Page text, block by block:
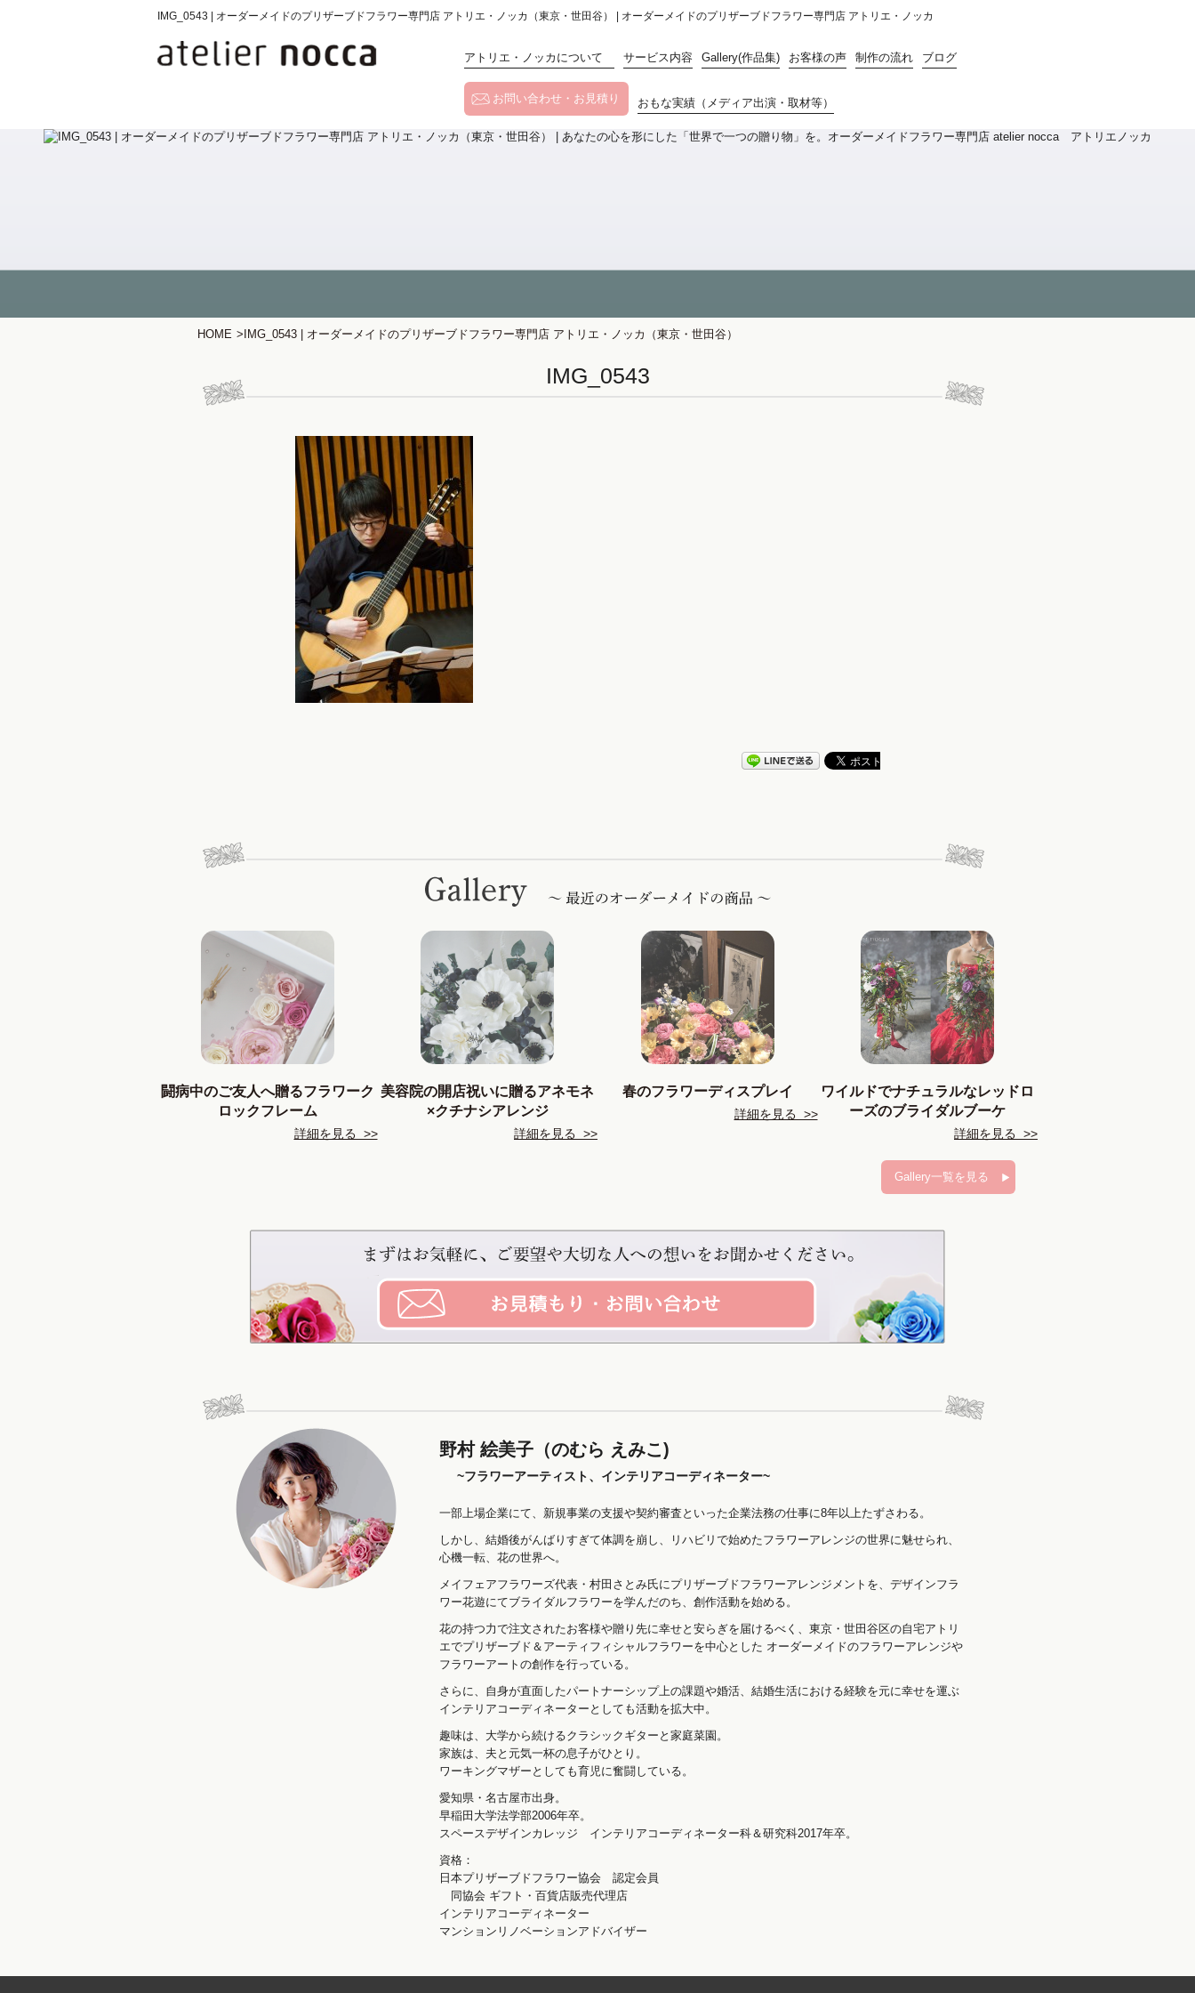
IMG_0543 | オーダーメイドのプリザーブドフラワー専門店 アトリエ・ノッカ（東京・世田谷） | オーダーメイドのプリザーブドフラワー専門店 アトリエ・ノッカ
アトリエ・ノッカについて サービス内容 Gallery(作品集) お客様の声 制作の流れ ブログ
お問い合わせ・お見積り おもな実績（メディア出演・取材等）
HOME > IMG_0543 | オーダーメイドのプリザーブドフラワー専門店 アトリエ・ノッカ（東京・世田谷）
IMG_0543
闘病中のご友人へ贈るフラワーク
ロックフレーム
詳細を見る >>
美容院の開店祝いに贈るアネモネ
×クチナシアレンジ
詳細を見る >>
春のフラワーディスプレイ
詳細を見る >>
ワイルドでナチュラルなレッドロ
ーズのブライダルブーケ
詳細を見る >>
Gallery一覧を見る
野村 絵美子（のむら えみこ)
~フラワーアーティスト、インテリアコーディネーター~
一部上場企業にて、新規事業の支援や契約審査といった企業法務の仕事に8年以上たずさわる。
しかし、結婚後がんばりすぎて体調を崩し、リハビリで始めたフラワーアレンジの世界に魅せられ、
心機一転、花の世界へ。
メイフェアフラワーズ代表・村田さとみ氏にプリザーブドフラワーアレンジメントを、デザインフラ
ワー花遊にてブライダルフラワーを学んだのち、創作活動を始める。
花の持つ力で注文されたお客様や贈り先に幸せと安らぎを届けるべく、東京・世田谷区の自宅アトリ
エでプリザーブド＆アーティフィシャルフラワーを中心とした オーダーメイドのフラワーアレンジや
フラワーアートの創作を行っている。
さらに、自身が直面したパートナーシップ上の課題や婚活、結婚生活における経験を元に幸せを運ぶ
インテリアコーディネーターとしても活動を拡大中。
趣味は、大学から続けるクラシックギターと家庭菜園。
家族は、夫と元気一杯の息子がひとり。
ワーキングマザーとしても育児に奮闘している。
愛知県・名古屋市出身。
早稲田大学法学部2006年卒。
スペースデザインカレッジ インテリアコーディネーター科＆研究科2017年卒。
資格：
日本プリザーブドフラワー協会 認定会員
同協会 ギフト・百貨店販売代理店
インテリアコーディネーター
マンションリノベーションアドバイザー